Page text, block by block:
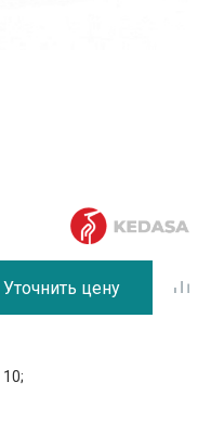
Уточнить цену
10;